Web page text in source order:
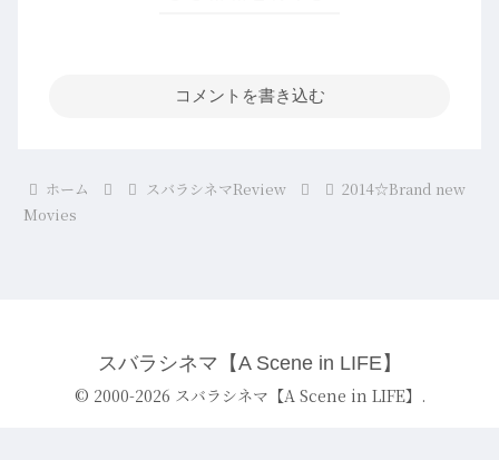
コメントを書き込む
ホーム スバラシネマReview
2014☆Brand new
Movies
スバラシネマ【A Scene in LIFE】
© 2000-2026 スバラシネマ【A Scene in LIFE】.